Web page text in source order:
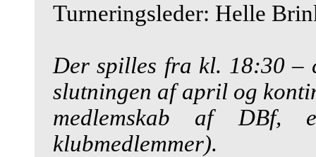
Turneringsleder: Helle
Der spilles fra kl. 18:30–
slutningen af april og
medlemskab af
klubmedlemmer).